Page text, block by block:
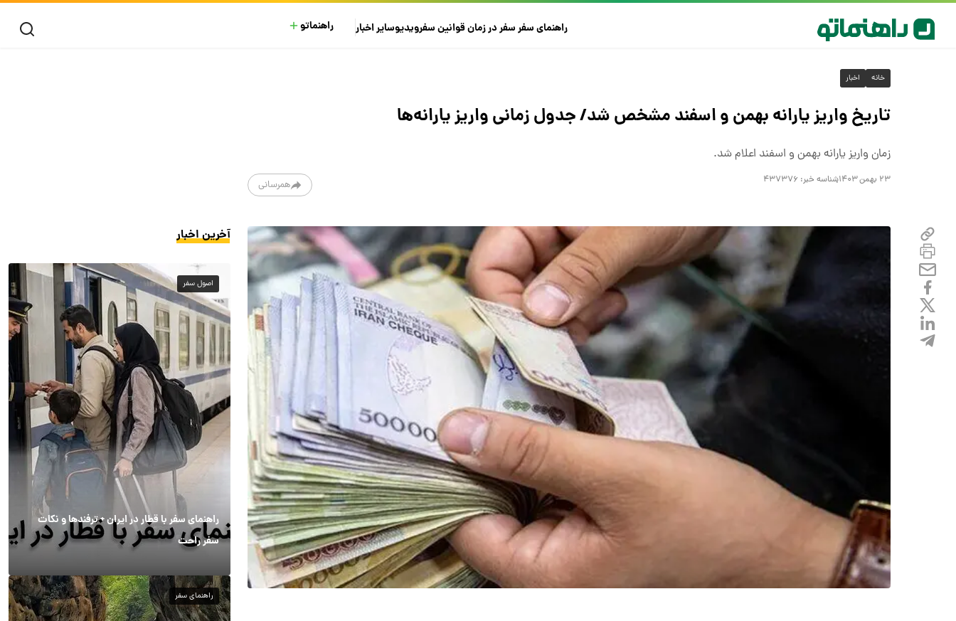
راهنمای سفرسفر در زمانقوانین سفرویدیوسایراخبار راهنماتو
خانه اخبار
تاریخ واریز یارانه بهمن و اسفند مشخص شد/ جدول زمانی واریز یارانه‌ها
زمان واریز یارانه بهمن و اسفند اعلام شد.
۲۳ بهمن ۱۴۰۳ شناسه خبر: ۴۳۷۳۷۶ همرسانی
آخرین اخبار
اصول سفر
راهنمای سفر با قطار در ایران + ترفندها و نکات
سفر راحت
راهنمای سفر